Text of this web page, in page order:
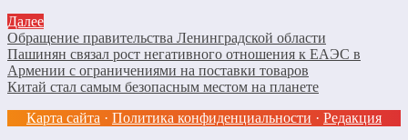
Далее
Обращение правительства Ленинградской области
Пашинян связал рост негативного отношения к ЕАЭС в
Армении с ограничениями на поставки товаров
Китай стал самым безопасным местом на планете
Карта сайта · Политика конфиденциальности · Редакция